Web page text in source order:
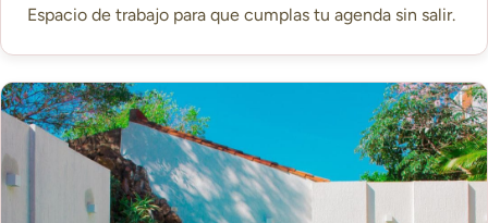
Espacio de trabajo para que cumplas tu agenda sin salir.